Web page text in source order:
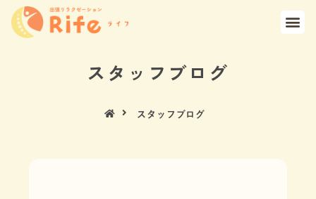
スタッフブログ
スタッフブログ